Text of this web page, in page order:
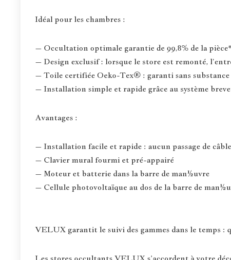
Idéal pour les chambres :
– Occultation optimale garantie de 99,8% de la pièce*
– Design exclusif : lorsque le store est remonté,
– Toile certifiée Oeko-Tex® : garanti sans substance
– Installation simple et rapide grâce au système
Avantages :
– Installation facile et rapide : aucun passage de câble
– Clavier mural fourmi et pré-appairé
– Moteur et batterie dans la barre de man½uvre
– Cellule photovoltaïque au dos de la barre de
VELUX garantit le suivi des gammes dans le temps